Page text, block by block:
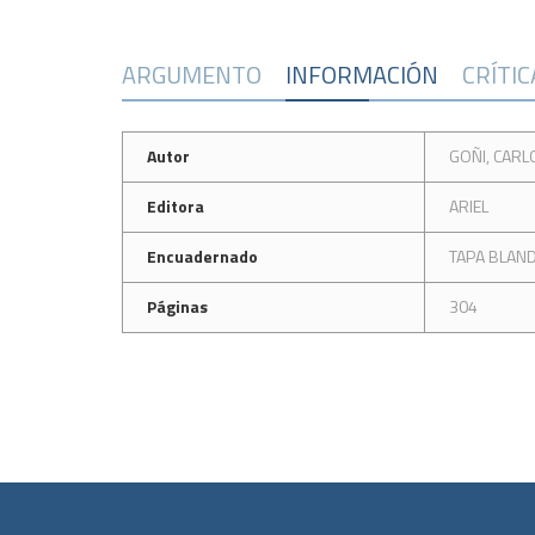
ARGUMENTO INFORMACIÓN
Autor
GOÑI,
Editora
ARIEL
Encuadernado
TAPA
Páginas
304